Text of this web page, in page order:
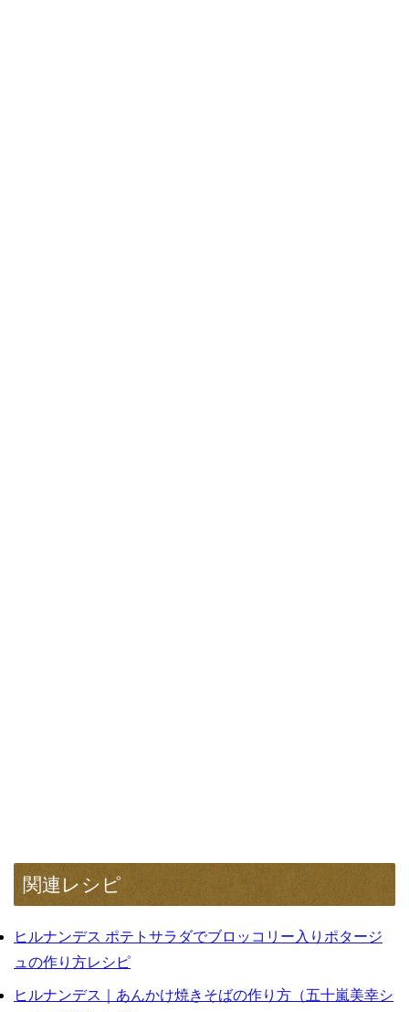
関連レシピ
ヒルナンデス ポテトサラダでブロッコリー入りポタージ
ュの作り方レシピ
ヒルナンデス｜あんかけ焼きそばの作り方（五十嵐美幸シ